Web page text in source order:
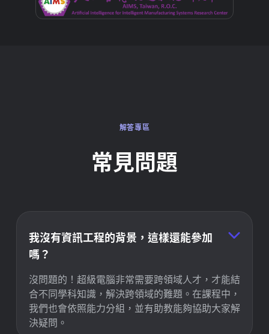
解答專區
常見問題
我沒有資訊工程的背景，這樣還能參加
嗎？
沒問題的！超級電腦非常需要跨領域人才，才能結
合不同學科知識，解決跨領域的難題。在課程中，
我們也會依照能力分組，並有助教能夠協助大家解
決疑問。